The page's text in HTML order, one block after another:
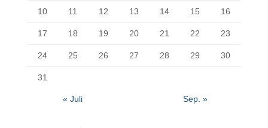
10 11 12 13 14 15 16
17 18 19 20 21 22 23
24 25 26 27 28 29 30
31
« Juli Sep. »